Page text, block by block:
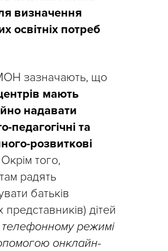
визначення
освітніх потреб
зазначають, що
мають
надавати
педагогічні та
розвиткові
того,
радять
батьків
представників) дітей
телефонному режимі
онклайн-